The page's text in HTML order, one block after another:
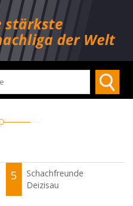
5
Schachfreunde
Deizisau